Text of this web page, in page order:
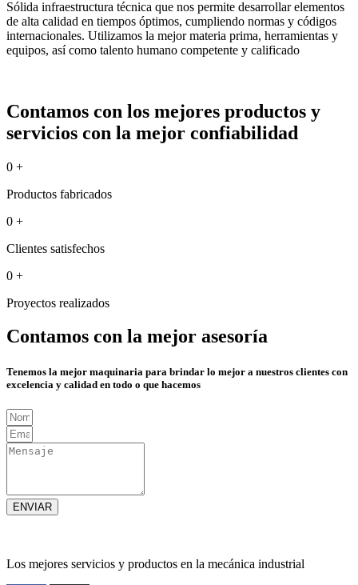
Sólida infraestructura técnica que nos permite desarrollar elementos
de alta calidad en tiempos óptimos, cumpliendo normas y códigos
internacionales. Utilizamos la mejor materia prima, herramientas y
equipos, así como talento humano competente y calificado
Contamos con los mejores productos y
servicios con la mejor confiabilidad
0 +
Productos fabricados
0 +
Clientes satisfechos
0 +
Proyectos realizados
Contamos con la mejor asesoría
Tenemos la mejor maquinaria para brindar lo mejor a nuestros clientes con
excelencia y calidad en todo o que hacemos
ENVIAR
Los mejores servicios y productos en la mecánica industrial